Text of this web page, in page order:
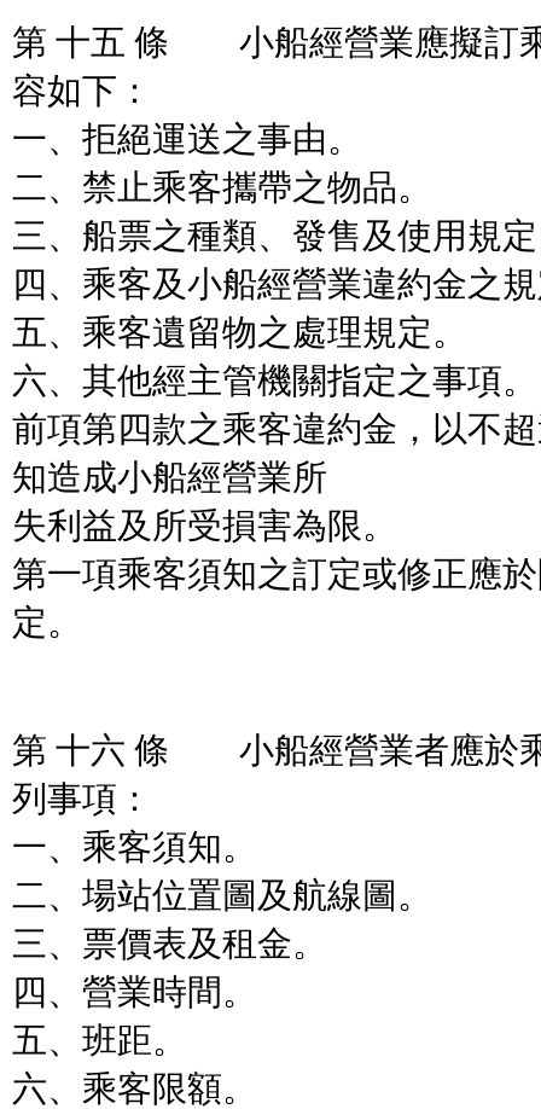
第 十五 條 小船經營業應擬訂
容如下：
一、拒絕運送之事由。
二、禁止乘客攜帶之物品。
三、船票之種類、發售及使用規
四、乘客及小船經營業違約金之
五、乘客遺留物之處理規定。
六、其他經主管機關指定之事項。
前項第四款之乘客違約金，以不
知造成小船經營業所
失利益及所受損害為限。
第一項乘客須知之訂定或修正應
定。
第 十六 條 小船經營業者應於
列事項：
一、乘客須知。
二、場站位置圖及航線圖。
三、票價表及租金。
四、營業時間。
五、班距。
六、乘客限額。